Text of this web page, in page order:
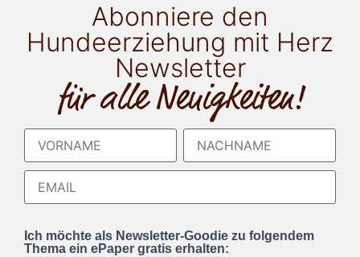
Abonniere den
Hundeerziehung mit Herz
Newsletter
für alle Neuigkeiten!
Ich möchte als Newsletter-Goodie zu folgendem
Thema ein ePaper gratis erhalten: